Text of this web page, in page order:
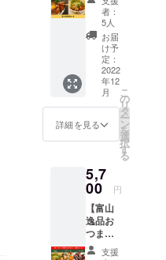
ご堪能下さ
帯 ・ギ
フト包
装の有
無 ・の
しの有
無 ・
メッ
セージ
カード
の有
お選び
くださ
い） ※
冷凍便
でのお
届けで
す。 ※
ま、の
り、わ
さびな
どを加
えてお
召し上
がり下
さい。
4パック
でのお
ショ
ン」に
てお選
びくだ
さい＞
・お届
け時間
見ぶり
と福来
魚の出
世丼の
セット
です。2
種をご
飯に盛
り付け
て食べ
たり、
それぞ
べたり
といろ
んな楽
しみ方
ができ
ます！
＜「オ
者：
5人
お届
け予
定：
2022
年12
月
詳細を見る
こ
の
リ
タ
ー
ン
を
選
択
す
る
5,7
00 円
【富山
逸品お
つまみ3
種・A】
支援